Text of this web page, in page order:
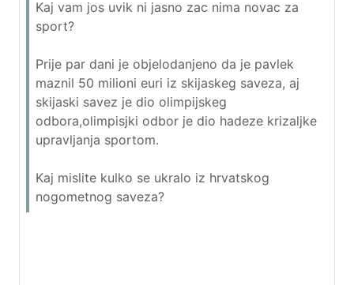
Kaj vam jos uvik ni jasno zac nima novac za
sport?
Prije par dani je objelodanjeno da je pavlek
maznil 50 milioni euri iz skijaskeg saveza, aj
skijaski savez je dio olimpijskeg
odbora,olimpisjki odbor je dio hadeze krizaljke
upravljanja sportom.
Kaj mislite kulko se ukralo iz hrvatskog
nogometnog saveza?